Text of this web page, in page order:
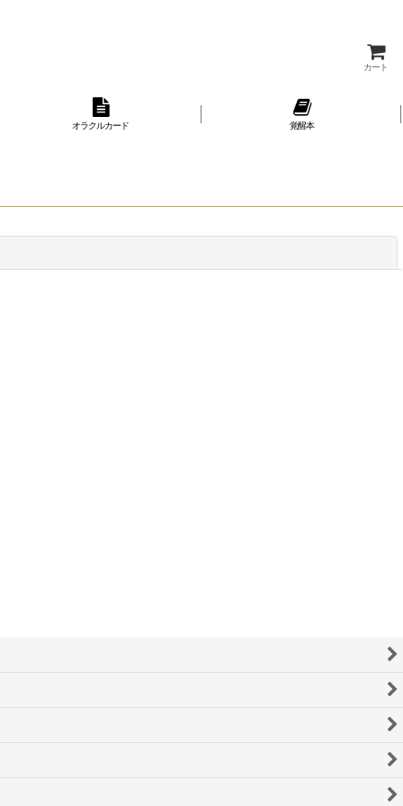
カート
オラクルカード 覚醒本